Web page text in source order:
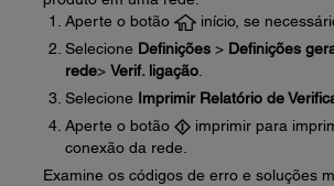
Aperte o botão
início, se
Selecione Definições > Definições
rede> Verif. ligação
Selecione Imprimir Relatório de
Aperte o botão
imprimir para
conexão da rede.
Examine os códigos de erro e soluções